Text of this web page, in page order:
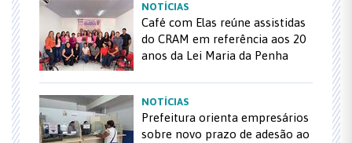
NOTÍCIAS
Café com Elas reúne assistidas
do CRAM em referência aos 20
anos da Lei Maria da Penha
NOTÍCIAS
Prefeitura orienta empresários
sobre novo prazo de adesão ao